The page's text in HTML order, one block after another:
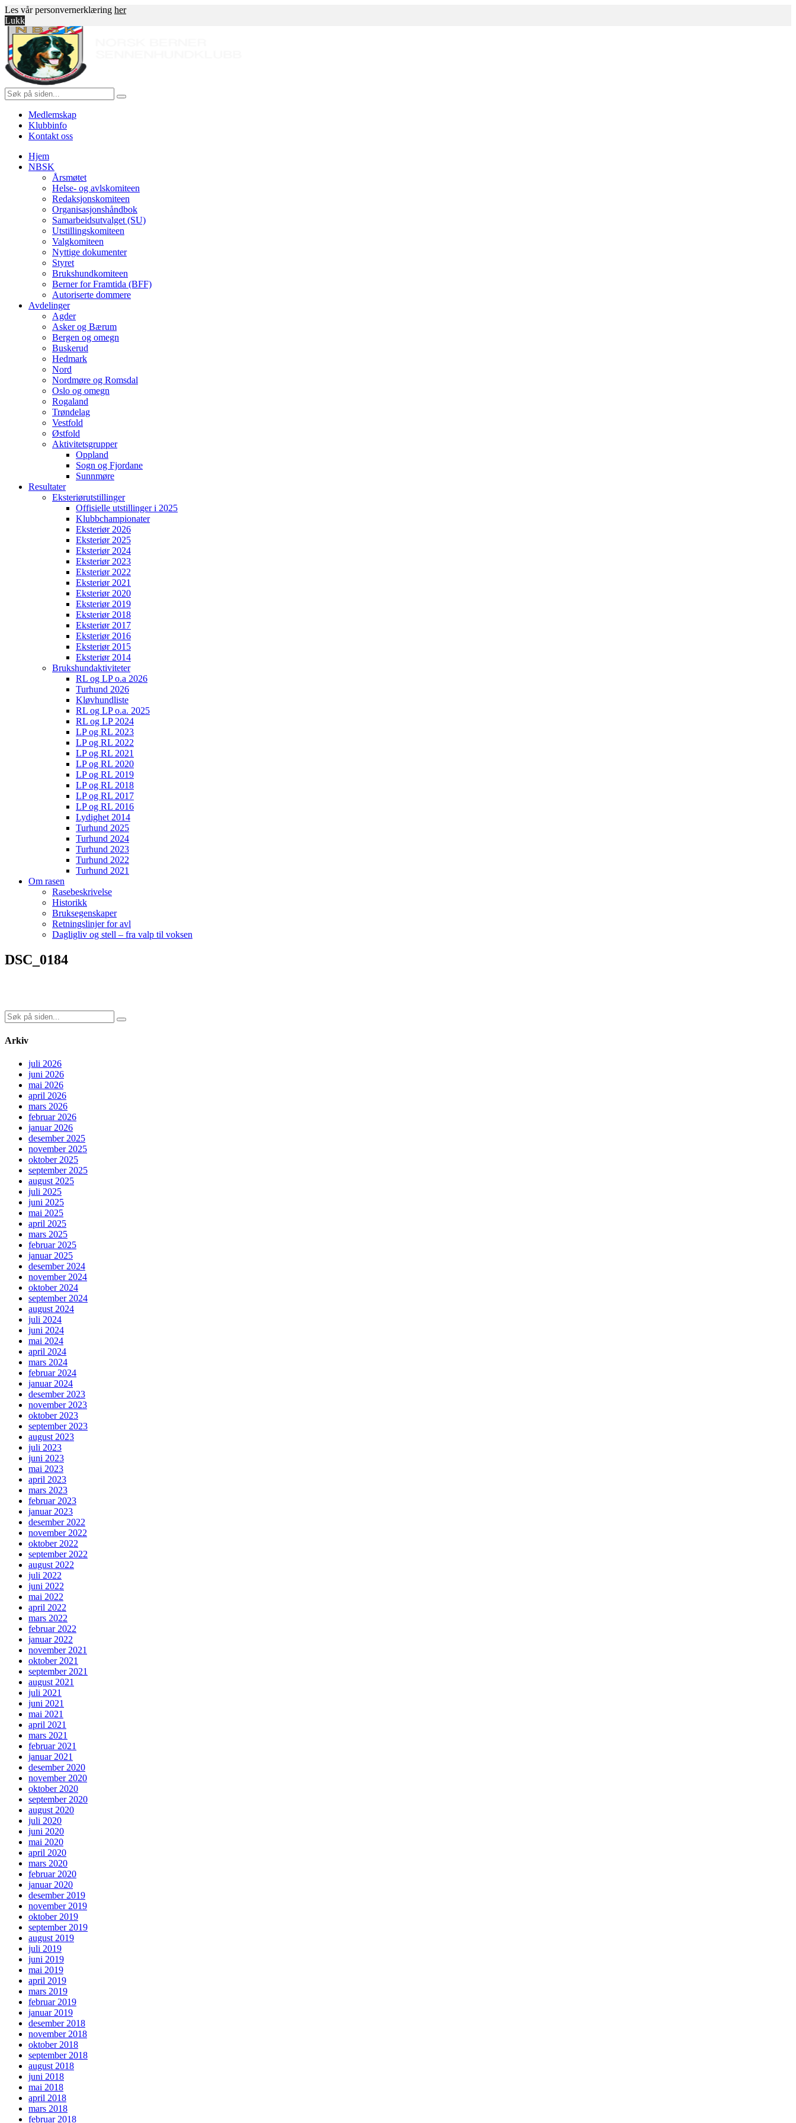
Les vår personvernerklæring her
Lukk
innholdet
Norsk
Berner
Sennenhundklubb
Søk
etter:
Medlemskap
Klubbinfo
Kontakt oss
Hjem
NBSK
Årsmøtet
Helse- og avlskomiteen
Redaksjonskomiteen
Organisasjonshåndbok
Samarbeidsutvalget (SU)
Utstillingskomiteen
Valgkomiteen
Nyttige dokumenter
Styret
Brukshundkomiteen
Berner for Framtida (BFF)
Autoriserte dommere
Avdelinger
Agder
Asker og Bærum
Bergen og omegn
Buskerud
Hedmark
Nord
Nordmøre og Romsdal
Oslo og omegn
Rogaland
Trøndelag
Vestfold
Østfold
Aktivitetsgrupper
Oppland
Sogn og Fjordane
Sunnmøre
Resultater
Eksteriørutstillinger
Offisielle utstillinger i 2025
Klubbchampionater
Eksteriør 2026
Eksteriør 2025
Eksteriør 2024
Eksteriør 2023
Eksteriør 2022
Eksteriør 2021
Eksteriør 2020
Eksteriør 2019
Eksteriør 2018
Eksteriør 2017
Eksteriør 2016
Eksteriør 2015
Eksteriør 2014
Brukshundaktiviteter
RL og LP o.a 2026
Turhund 2026
Kløvhundliste
RL og LP o.a. 2025
RL og LP 2024
LP og RL 2023
LP og RL 2022
LP og RL 2021
LP og RL 2020
LP og RL 2019
LP og RL 2018
LP og RL 2017
LP og RL 2016
Lydighet 2014
Turhund 2025
Turhund 2024
Turhund 2023
Turhund 2022
Turhund 2021
Om rasen
Rasebeskrivelse
Historikk
Bruksegenskaper
Retningslinjer for avl
Dagligliv og stell – fra valp til voksen
DSC_0184
Søk
etter:
Arkiv
juli 2026
juni 2026
mai 2026
april 2026
mars 2026
februar 2026
januar 2026
desember 2025
november 2025
oktober 2025
september 2025
august 2025
juli 2025
juni 2025
mai 2025
april 2025
mars 2025
februar 2025
januar 2025
desember 2024
november 2024
oktober 2024
september 2024
august 2024
juli 2024
juni 2024
mai 2024
april 2024
mars 2024
februar 2024
januar 2024
desember 2023
november 2023
oktober 2023
september 2023
august 2023
juli 2023
juni 2023
mai 2023
april 2023
mars 2023
februar 2023
januar 2023
desember 2022
november 2022
oktober 2022
september 2022
august 2022
juli 2022
juni 2022
mai 2022
april 2022
mars 2022
februar 2022
januar 2022
november 2021
oktober 2021
september 2021
august 2021
juli 2021
juni 2021
mai 2021
april 2021
mars 2021
februar 2021
januar 2021
desember 2020
november 2020
oktober 2020
september 2020
august 2020
juli 2020
juni 2020
mai 2020
april 2020
mars 2020
februar 2020
januar 2020
desember 2019
november 2019
oktober 2019
september 2019
august 2019
juli 2019
juni 2019
mai 2019
april 2019
mars 2019
februar 2019
januar 2019
desember 2018
november 2018
oktober 2018
september 2018
august 2018
juni 2018
mai 2018
april 2018
mars 2018
februar 2018